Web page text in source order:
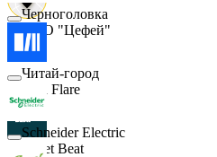
ООО "Цефей"
Finn Flare
Street Beat
Черноголовка
Читай-город
Schneider Electric